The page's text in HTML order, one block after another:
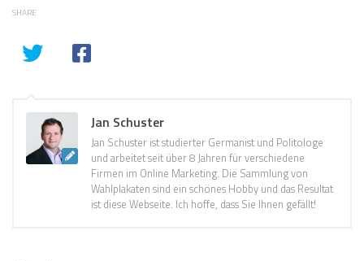
SHARE
Jan Schuster
Jan Schuster ist studierter Germanist und Politologe
und arbeitet seit über 8 Jahren für verschiedene
Firmen im Online Marketing. Die Sammlung von
Wahlplakaten sind ein schönes Hobby und das Resultat
ist diese Webseite. Ich hoffe, dass Sie Ihnen gefällt!